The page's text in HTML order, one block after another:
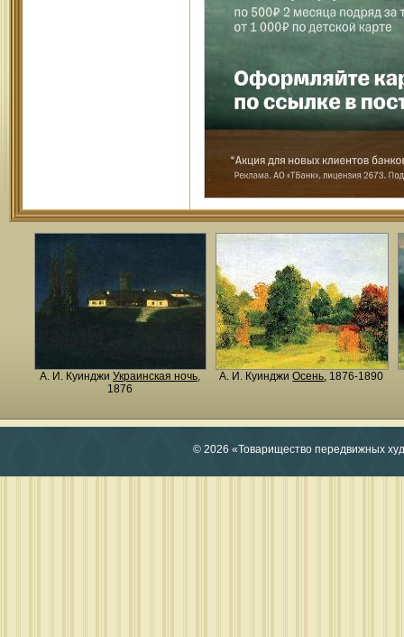
А. И. Куинджи Украинская ночь,
1876
А. И. КуинджиОсень, 1876-1890
© 2026 «Товарищество передвижных